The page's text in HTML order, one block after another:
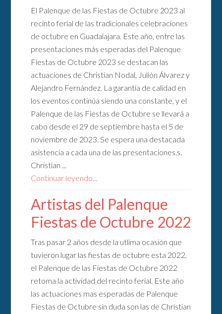
El Palenque de las Fiestas de Octubre 2023 al
recinto ferial de las tradicionales celebraciones
de octubre en Guadalajara. Este año, entre las
presentaciones más esperadas del Palenque
Fiestas de Octubre 2023 se destacan las
actuaciones de Christian Nodal, Julión Álvarez y
Alejandro Fernández. La garantía de calidad en
los eventos continúa siendo una constante, y el
Palenque de las Fiestas de Octubre se llevará a
cabo desde el 29 de septiembre hasta el 5 de
noviembre de 2023. Se espera una destacada
asistencia a cada una de las presentaciones.s.
Christian ...
Continuar leyendo...
Artistas del Palenque
Fiestas de Octubre 2022
Tras pasar 2 años desde la utlima ocasión que
tuvieron lugar las fiestas de octubre esta 2022,
el Palenque de las Fiestas de Octubre 2022
retoma la actividad del recinto ferial. Este año
las actuaciones mas esperadas de Palenque
Fiestas de Octubre sin duda son las de Christian